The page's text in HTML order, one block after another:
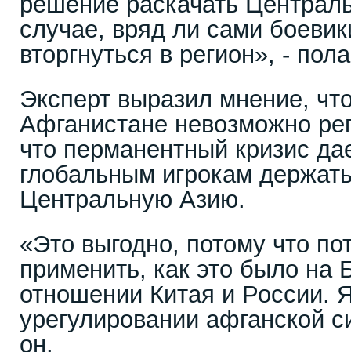
случае, вряд ли сами
вторгнуться в регион», -
Эксперт выразил мнение,
Афганистане невозможно
что перманентный кризис
глобальным игрокам
Центральную Азию.
«Это выгодно, потому что
применить, как это было на
отношении Китая и России.
урегулировании афганской
он.